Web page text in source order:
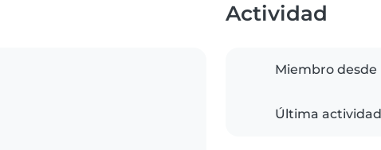
Actividad
Miembro desde
Última actividad